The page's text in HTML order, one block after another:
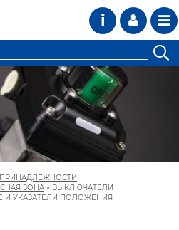
i
ПРИНАДЛЕЖНОСТИ
ЗОНА » ВЫКЛЮЧАТЕЛИ
И УКАЗАТЕЛИ ПОЛОЖЕНИЯ